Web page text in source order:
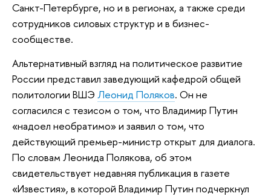
Санкт-Петербурге, но и в регионах, а также среди
сотрудников силовых структур и в бизнес-
сообществе.
Альтернативный взгляд на политическое развитие
России представил заведующий кафедрой общей
политологии ВШЭ Леонид Поляков. Он не
согласился с тезисом о том, что Владимир Путин
«надоел необратимо» и заявил о том, что
действующий премьер-министр открыт для диалога.
По словам Леонида Полякова, об этом
свидетельствует недавняя публикация в газете
«Известия», в которой Владимир Путин подчеркнул